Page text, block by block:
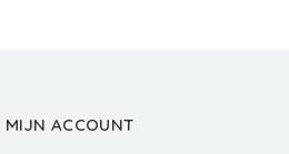
MIJN ACCOUNT